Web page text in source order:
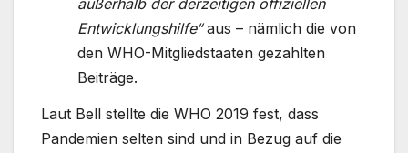
außerhalb der derzeitigen offiziellen
Entwicklungshilfe“aus – nämlich die von
den WHO-Mitgliedstaaten gezahlten
Beiträge.
Laut Bell stellte die WHO 2019 fest, dass
Pandemien selten sind und in Bezug auf die